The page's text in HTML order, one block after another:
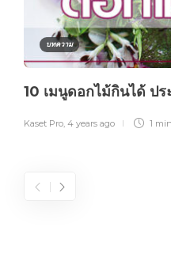
บทความ
10 เมนูดอกไม้กินได้ ปร
Kaset Pro, 4 years ago 1 min